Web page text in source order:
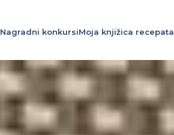
Nagradni konkursiMoja knjižica recepata